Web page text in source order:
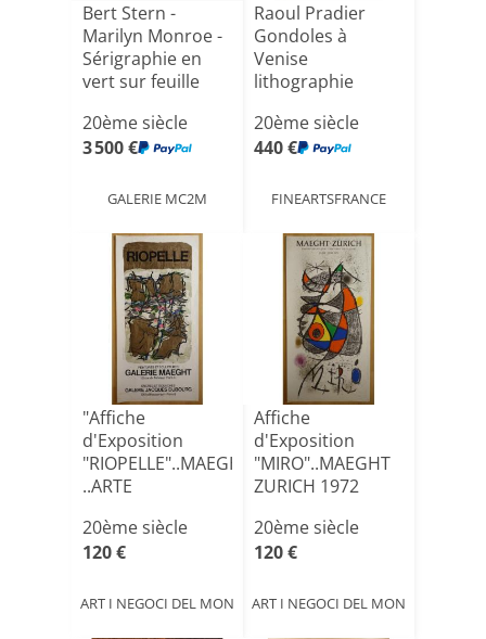
Bert Stern -
Marilyn Monroe -
Sérigraphie en
vert sur feuille
20ème siècle
3 500 €
GALERIE MC2M
Raoul Pradier
Gondoles à
Venise
lithographie
20ème siècle
440 €
FINEARTSFRANCE
"Affiche
d'Exposition
"RIOPELLE"..MAEGHT
..ARTE
20ème siècle
120 €
ART I NEGOCI DEL MON
Affiche
d'Exposition
"MIRO"..MAEGHT
ZURICH 1972
20ème siècle
120 €
ART I NEGOCI DEL MON